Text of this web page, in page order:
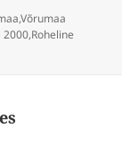
,Võrumaa
2000,Roheline